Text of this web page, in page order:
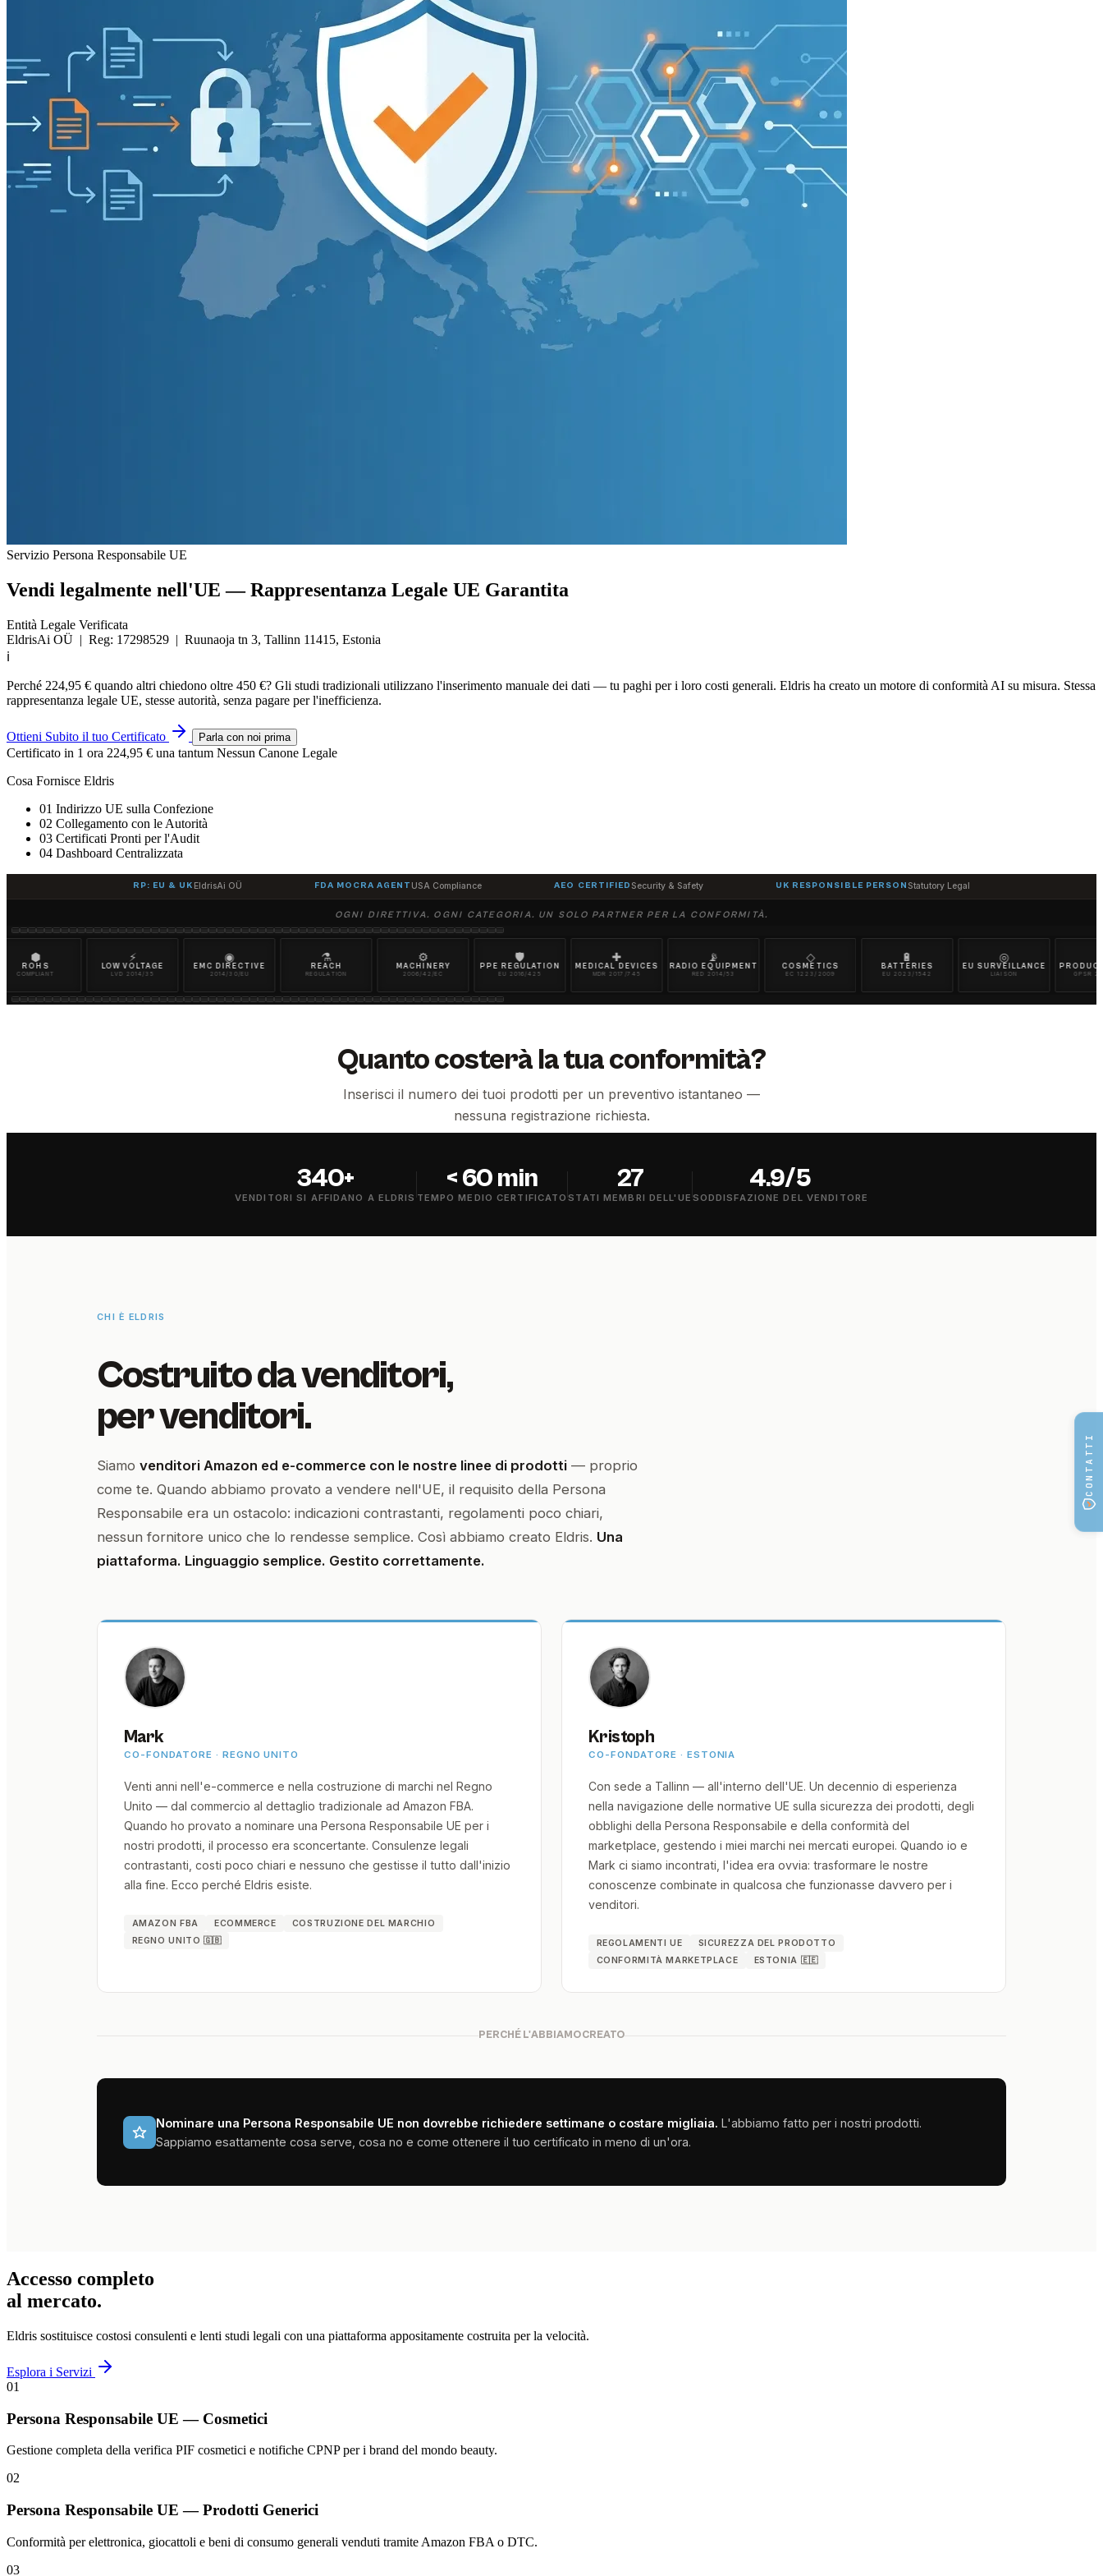
Servizio Persona Responsabile UE
Vendi legalmente nell'UE —Rappresentanza Legale UE Garantita
Entità Legale Verificata
EldrisAi OÜ | Reg: 17298529 | Ruunaoja tn 3, Tallinn 11415, Estonia
Smetti di aspettare le email. Eldris ti fornisce la rappresentanza nell'UE immediatamente dopo l'onboarding —
ℹ
Perché 224,95 € quando altri chiedono oltre 450 €? Gli studi tradizionali utilizzano l'inserimento manuale dei dati — tu paghi per i loro costi generali. Eldris ha creato un motore di conformità AI su misura. Stessa
rappresentanza legale UE, stesse autorità, senza pagare per l'inefficienza.
Ottieni Subito il tuo Certificato Parla con noi prima
Certificato in 1 ora 224,95 € una tantum Nessun Canone Legale
Cosa Fornisce Eldris
01 Indirizzo UE sulla Confezione
02 Collegamento con le Autorità
03 Certificati Pronti per l'Audit
04 Dashboard Centralizzata
RP: EU & UK EldrisAi OÜ FDA MOCRA AGENT USA Compliance AEO CERTIFIED Security & Safety UK RESPONSIBLE PERSON Statutory Legal
OGNI DIRETTIVA. OGNI CATEGORIA. UN SOLO PARTNER PER LA CONFORMITÀ.
LOW VOLTAGE
LVD 2014/35
EMC DIRECTIVE
REGULATION
MACHINERY
2006/42/EC
PPE REGULATION
EU 2016/425
MEDICAL DEVICES
MDR 2017/745
RADIO EQUIPMENT
RED 2014/53
COSMETICS
EC 1223/2009
BATTERIES
EU 2023/1542
EU SURVEILLANCE PRODUCT SAFETY
GPSR 2023/988
Quanto costerà la tua conformità?
Inserisci il numero dei tuoi prodotti per un preventivo istantaneo —
nessuna registrazione richiesta.
340+
VENDITORI SI AFFIDANO A ELDRIS
< 60 min
TEMPO MEDIO CERTIFICATO
27
STATI MEMBRI DELL'UE
4.9/5
SODDISFAZIONE DEL VENDITORE
CHI È ELDRIS
Costruito da venditori,
per venditori.
Siamo venditori Amazon ed e-commerce con le nostre linee di prodotti — proprio
come te. Quando abbiamo provato a vendere nell'UE, il requisito della Persona
Responsabile era un ostacolo: indicazioni contrastanti, regolamenti poco chiari,
nessun fornitore unico che lo rendesse semplice. Così abbiamo creato Eldris. Una
piattaforma. Linguaggio semplice. Gestito correttamente.
Mark
CO-FONDATORE · REGNO UNITO
Venti anni nell'e-commerce e nella costruzione di marchi nel Regno
Unito — dal commercio al dettaglio tradizionale ad Amazon FBA.
Quando ho provato a nominare una Persona Responsabile UE per i
nostri prodotti, il processo era sconcertante. Consulenze legali
contrastanti, costi poco chiari e nessuno che gestisse il tutto dall'inizio
alla fine. Ecco perché Eldris esiste.
AMAZON FBA ECOMMERCE
COSTRUZIONE DEL MARCHIO
REGNO UNITO 🇬🇧
Kristoph
CO-FONDATORE · ESTONIA
Con sede a Tallinn — all'interno dell'UE. Un decennio di esperienza
nella navigazione delle normative UE sulla sicurezza dei prodotti, degli
obblighi della Persona Responsabile e della conformità del
marketplace, gestendo i miei marchi nei mercati europei. Quando io e
Mark ci siamo incontrati, l'idea era ovvia: trasformare le nostre
conoscenze combinate in qualcosa che funzionasse davvero per i
venditori.
REGOLAMENTI UE
SICUREZZA DEL PRODOTTO
CONFORMITÀ MARKETPLACE
ESTONIA 🇪🇪
PERCHÉ L'ABBIAMO CREATO
Nominare una Persona Responsabile UE non dovrebbe richiedere settimane o costare migliaia. L'abbiamo fatto per i nostri prodotti.
Sappiamo esattamente cosa serve, cosa no e come ottenere il tuo certificato in meno di un'ora.
Accesso completo
al mercato.
Eldris sostituisce costosi consulenti e lenti studi legali con una piattaforma appositamente costruita per la velocità.
Esplora i Servizi
01
Persona Responsabile UE — Cosmetici
Gestione completa della verifica PIF cosmetici e notifiche CPNP per i brand del mondo beauty.
02
Persona Responsabile UE — Prodotti Generici
Conformità per elettronica, giocattoli e beni di consumo generali venduti tramite Amazon FBA o DTC.
03
CONTATTI